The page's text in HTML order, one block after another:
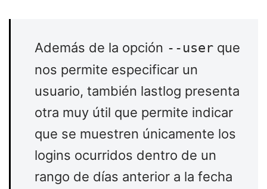
Además de la opción --user que
nos permite especificar un
usuario, también lastlog presenta
otra muy útil que permite indicar
que se muestren únicamente los
logins ocurridos dentro de un
rango de días anterior a la fecha